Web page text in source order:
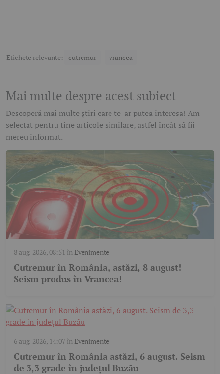
Etichete relevante: cutremur vrancea
Mai multe despre acest subiect
Descoperă mai multe știri care te-ar putea interesa! Am
selectat pentru tine articole similare, astfel încât să fii
mereu informat.
8 aug. 2026, 08:51 în Evenimente
Cutremur în România, astăzi, 8 august!
Seism produs în Vrancea!
6 aug. 2026, 14:07în Evenimente
Cutremur în România astăzi, 6 august. Seism
de 3,3 grade în județul Buzău